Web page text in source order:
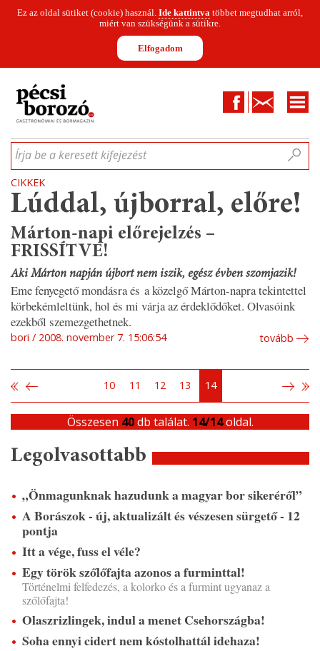
Ez az oldal sütiket (cookie) használ. Ide kattintva többet megtudhat arról,
miért van szükségünk a sütikre.
Elfogadom
FacebookKapcsolat
CIKKEKHÍREKINFOGRAFIKÁKMUNKATÁRSAKWINESOFA
Írja be a keresett kifejezést
CIKKEK
Lúddal, újborral, előre!
Márton-napi előrejelzés –
FRISSÍTVE!
Aki Márton napján újbort nem iszik, egész évben szomjazik!
Eme fenyegető mondásra és a közelgő Márton-napra tekintettel
körbekémleltünk, hol és mi várja az érdeklődőket. Olvasóink
ezekből szemezgethetnek.
bori 2008. november 7. 15:06:54 tovább
10 11 12 13 14
Összesen 40db találat. 14/14oldal.
Legolvasottabb
„Önmagunknak hazudunk a magyar bor sikeréről”
A Borászok - új, aktualizált és vészesen sürgető - 12
pontja
Itt a vége, fuss el véle?
Egy török szőlőfajta azonos a furminttal!
Történelmi felfedezés, a kolorko és a furmint ugyanaz a
szőlőfajta!
Olaszrizlingek, indul a menet Csehországba!
Soha ennyi cidert nem kóstolhattál idehaza!